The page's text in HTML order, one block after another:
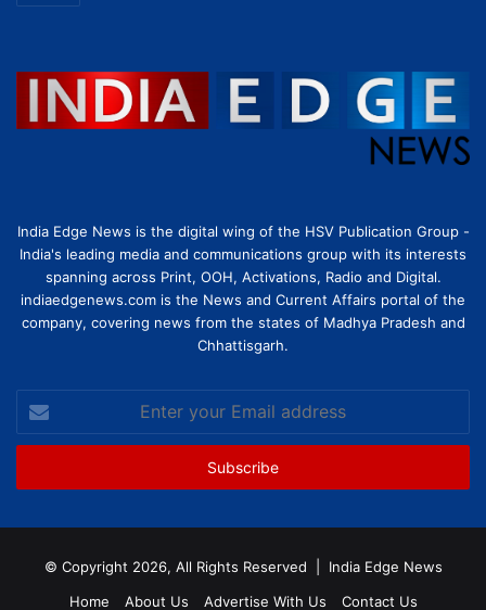
India Edge News is the digital wing of the HSV Publication Group -
India's leading media and communications group with its interests
spanning across Print, OOH, Activations, Radio and Digital.
indiaedgenews.com is the News and Current Affairs portal of the
company, covering news from the states of Madhya Pradesh and
Chhattisgarh.
your
Email
© Copyright 2026, All Rights Reserved | India Edge News
Home
About Us Advertise With Us Contact Us